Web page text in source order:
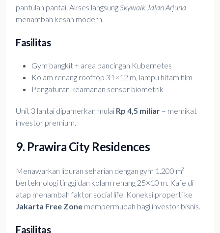
pantulan pantai. Akses langsungSkywalk Jalan Arjuna
menambah kesan modern.
Fasilitas
Gym bangkit + area pancingan Kubernetes
Kolam renang rooftop 31×12 m, lampu hitam film
Pengaturan keamanan sensor biometrik
Unit 3 lantai dipamerkan mulai Rp 4,5 miliar – memikat
investor premium.
9. Prawira City Residences
Menawarkan liburan seharian dengan gym 1.200 m²
berteknologi tinggi dan kolam renang 25×10 m. Kafe di
atap menambah faktor social life. Koneksi properti ke
Jakarta Free Zone mempermudah bagi investor bisnis.
Fasilitas